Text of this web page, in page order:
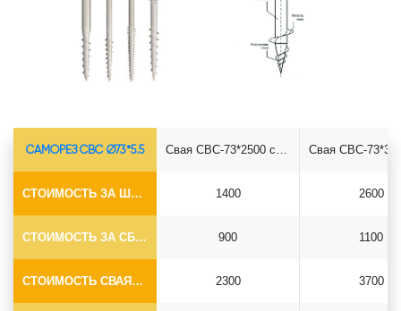
САМОРЕЗ СВС Ø73*5.5
СТОИМОСТЬ ЗА ШТУКУ
СТОИМОСТЬ ЗА СБОРКУ
СТОИМОСТЬ СВАЯ+СБОРКА (БЕЗ ОГОЛОВКА)
1400
900
2300
2600
1100
3700